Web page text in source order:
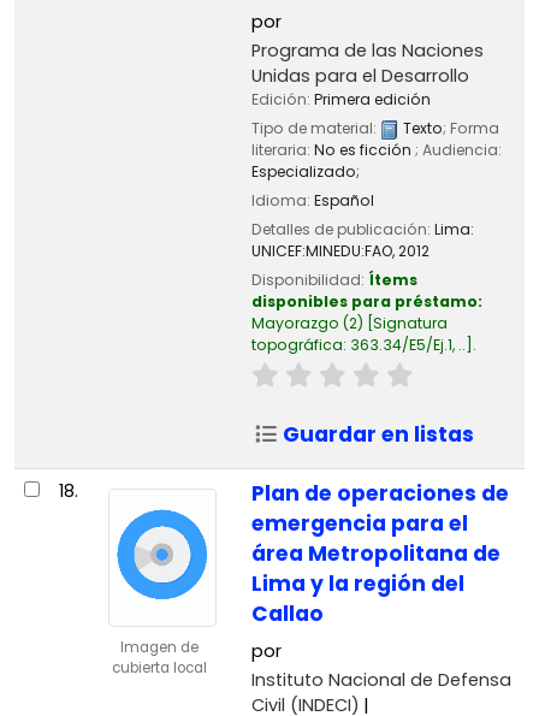
por
Programa de las Naciones
Unidas para el Desarrollo
Edición: Primera edición
Tipo de material:
Texto; Forma
literaria: No es ficción ; Audiencia:
Especializado;
Idioma: Español
Detalles de publicación: Lima:
UNICEF:MINEDU:FAO,2012
Disponibilidad: Ítems
disponibles para préstamo:
Mayorazgo (2) Signatura
topográfica: 363.34/E5/Ej.1, .. .
Guardar en listas
18.
Imagen de
cubierta local
Plan de operaciones de
emergencia para el
área Metropolitana de
Lima y la región del
Callao
por
Instituto Nacional de Defensa
Civil (INDECI)